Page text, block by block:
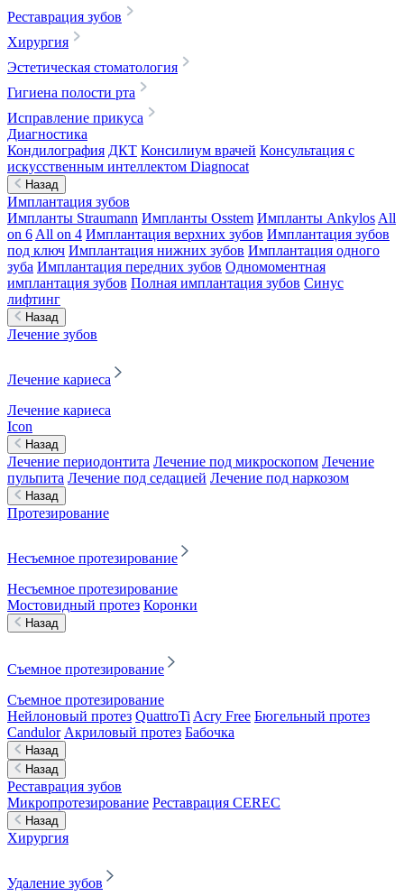
Реставрация зубов
Хирургия
Эстетическая стоматология
Гигиена полости рта
Исправление прикуса
Диагностика
Кондилография ДКТ Консилиум врачей Консультация с
искусственным интеллектом Diagnocat
Назад
Имплантация зубов
Импланты Straumann Импланты Osstem Импланты Ankylos All
on 6 All on 4 Имплантация верхних зубов Имплантация зубов
под ключ Имплантация нижних зубов Имплантация одного
зуба Имплантация передних зубов Одномоментная
имплантация зубов Полная имплантация зубов Синус
лифтинг
Назад
Лечение зубов
Лечение кариеса
Лечение кариеса
Icon
Назад
Лечение периодонтита Лечение под микроскопом Лечение
пульпита Лечение под седацией Лечение под наркозом
Назад
Протезирование
Несъемное протезирование
Несъемное протезирование
Мостовидный протез Коронки
Назад
Съемное протезирование
Съемное протезирование
Нейлоновый протез QuattroTi Acry Free Бюгельный протез
Candulor Акриловый протез Бабочка
Назад
Назад
Реставрация зубов
Микропротезирование Реставрация CEREC
Назад
Хирургия
Удаление зубов